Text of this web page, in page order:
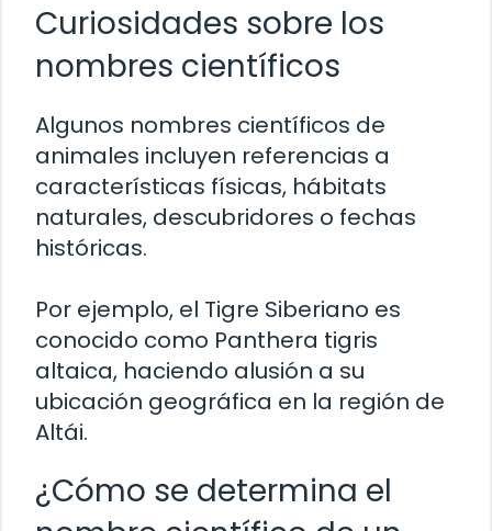
Curiosidades sobre los
nombres científicos
Algunos nombres científicos de
animales incluyen referencias a
características físicas, hábitats
naturales, descubridores o fechas
históricas.
Por ejemplo, el Tigre Siberiano es
conocido como Panthera tigris
altaica, haciendo alusión a su
ubicación geográfica en la región de
Altái.
¿Cómo se determina el